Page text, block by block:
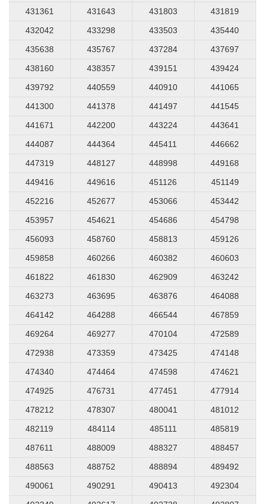
431361
431643 431803
431819
432042
433298 433503
435440
435638
435767 437284
437697
438160
438357 439151
439424
439792
440559 440910
441065
441300
441378 441497
441545
441671
442200 443224
443641
444087
444364 445411
446662
447319
448127 448998
449168
449416
449616 451126
451149
452216
452677 453066
453442
453957
454621 454686
454798
456093
458760 458813
459126
459858
460266 460382
460603
461822
461830 462909
463242
463273
463695 463876
464088
464142
464288 466544
467859
469264
469277 470104
472589
472938
473359 473425
474148
474340
474464 474598
474621
474925
476731 477451
477914
478212
478307 480041
481012
482119
484114 485111
485819
487611
488009 488327
488457
488563
488752 488894
489492
490061
490291 490413
492304